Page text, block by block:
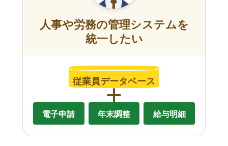
人事や労務の管理システムを
統一したい
従業員データベース
電子申請 年末調整 給与明細